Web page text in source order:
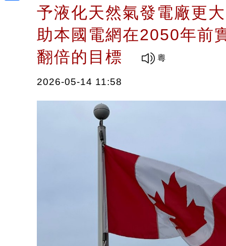
予液化天然氣發電廠更
助本國電網在2050年前
翻倍的目標
2026-05-14 11:58